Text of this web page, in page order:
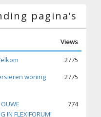
pagina’s
Views
2775
woning
2775
OUWE
IN FLEXIFORUM!
774